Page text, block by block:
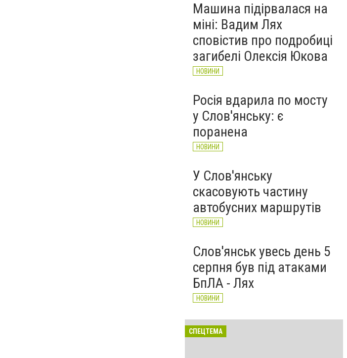
НОВИНИ
Машина підірвалася на
міні: Вадим Лях
сповістив про подробиці
загибелі Олексія Юкова
НОВИНИ
Росія вдарила по мосту
у Слов'янську: є
поранена
НОВИНИ
У Слов'янську
скасовують частину
автобусних маршрутів
НОВИНИ
Слов'янськ увесь день 5
серпня був під атаками
БпЛА - Лях
НОВИНИ
СПЕЦТЕМА